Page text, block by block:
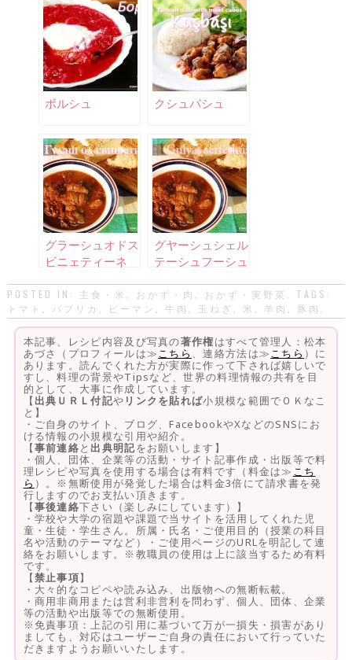
ボルシュ クシュバシュ
グラーシュオドス
ビニェティーネ
グヤーシュシェル
テーシュフーシュ
POSTED IN: 主食・米 おかず・肉 おかず・実野菜
. TAGS:
トマト
パプリカ ピーマン 牛肉 玉ねぎ 米 羊肉 豚肉
本記事、レシピ内容及び写真の著作権はすべて管理人：松本
あづさ（プロフィールは≫こちら 、連絡方法は≫こちら ）に
あります。読んでくれた方が実際に作って下されば嬉しいで
すし、料理の背景やTipsなど、世界の料理情報の共有を目
的として、大事に作成しています。
【 出典ＵＲＬ付記や リンクを貼れば小規模な範囲でＯＫなこ
と】
・ご自身のサイト、ブログ、FacebookやXなどのSNSにお
ける情報の小規模な引用や紹介。
【事前連絡と 出典明記をお願いします】
・個人、団体、企業等の活動・サイト記事作成・出版等で料
理レシピや写真を使用する場合は有料です（料金は≫ こち
ら ）。※無断使用が発覚した場合は料金3倍にて請求書を発
行しますのでお支払い頂きます。
【事後連絡下さい（楽しみにしています）】
・学校や大学の宿題や課題で当サイトを活用してくれた児
童・生徒・学生さん。所属・氏名・ご使用目的（授業の科目
名や活動のテーマなど）・ご使用ページのURLを明記して連
絡をお願いします。※教職員の使用は上に該当するため有料
です。
【禁止事項】
・大々的なコピペや読み込み、出版物への無断転載。
・商用非商用または営利非営利を問わず、個人、団体、企業
等の活動や出版等での無断使用。
※免責事項：上記の引用に基づいて万が一損失・損害があり
ましても、対応はユーザーご自身の責任において行っていた
だきますようお願いいたします。